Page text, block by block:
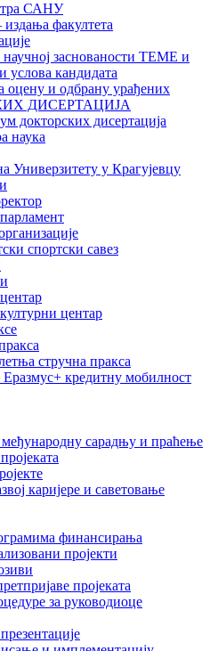
САНУ
факултета
научној заснованости ТЕМЕ и
услова кандидата
оцену и одбрану урађених
ДИСЕРТАЦИЈА
докторских дисертација
наука
Универзитету у Крагујевцу
спортски савез
центар
стручна пракса
Еразмус+ кредитну мобилност
сарадњу и праћење
каријере и саветовање
финансирања
пројекти
пројеката
за руководиоце